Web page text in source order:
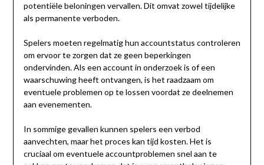
potentiële beloningen vervallen. Dit omvat zowel tijdelijke
als permanente verboden.
Spelers moeten regelmatig hun accountstatus controleren
om ervoor te zorgen dat ze geen beperkingen
ondervinden. Als een account in onderzoek is of een
waarschuwing heeft ontvangen, is het raadzaam om
eventuele problemen op te lossen voordat ze deelnemen
aan evenementen.
In sommige gevallen kunnen spelers een verbod
aanvechten, maar het proces kan tijd kosten. Het is
cruciaal om eventuele accountproblemen snel aan te